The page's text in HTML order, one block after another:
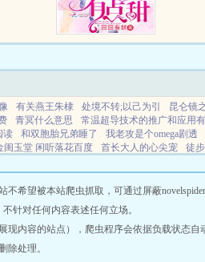
爱，一
有关燕王朱棣 处境不转;以己为引 昆仑镜
青冥什么意思 常温超导技术的推广和应用
读 和双胞胎兄弟睡了 我老攻是个omega剧透
闺玉堂 闲听落花百度 首长大人的心尖宠 徒
以超人之力打穿全美漫全文免费阅读软件 猎
说 青石书阁 书悦文学 学海书阁 星空小说
雅韵书阁 思源书阁 风吟阅读
希望被本站爬虫抓取，可通过屏蔽novelspider
针对任何内容表述任何立场。
内容的站点），爬虫程序会依据负载状态自
除处理。